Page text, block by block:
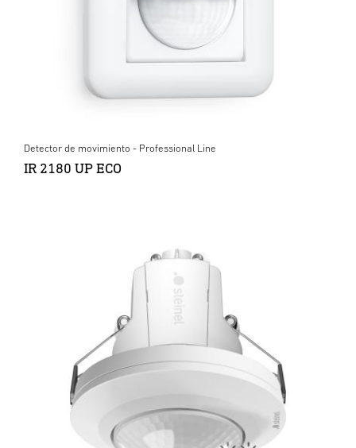
Detector de movimiento - Professional Line
IR 2180 UP ECO